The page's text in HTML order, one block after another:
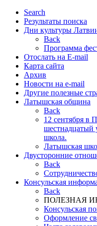
Search
Результаты поиска
Дни культуры
Back
Программа
Отослать на E-mail
Карта сайта
Архив
Новости на e-mail
Другие полезные
Латышская община
Back
12 сентября в
шестнадцатый
школа.
Латышская
Двусторонние
Back
Консульская
Back
ПОЛЕЗНАЯ
Консульская
Оформление